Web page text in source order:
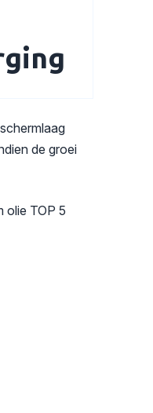
de groei
olie TOP 5